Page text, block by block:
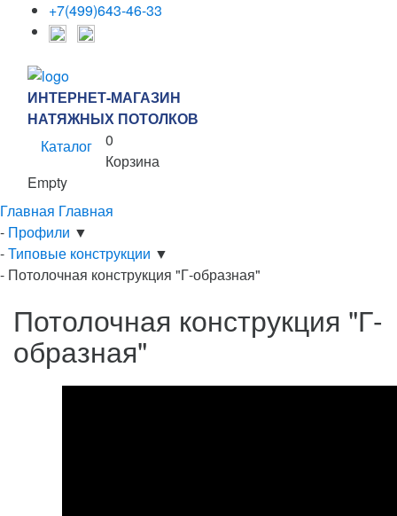
+7(499)643-46-33
ИНТЕРНЕТ-МАГАЗИН
НАТЯЖНЫХ ПОТОЛКОВ
Каталог
0
Корзина
Empty
Главная Главная
- Профили ▼
-Типовые конструкции ▼
- Потолочная конструкция "Г-образная"
Потолочная конструкция "Г-
образная"